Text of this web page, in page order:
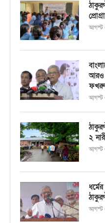
আগস্ট
আরও
আগস্ট
২
আগস্ট
আগস্ট